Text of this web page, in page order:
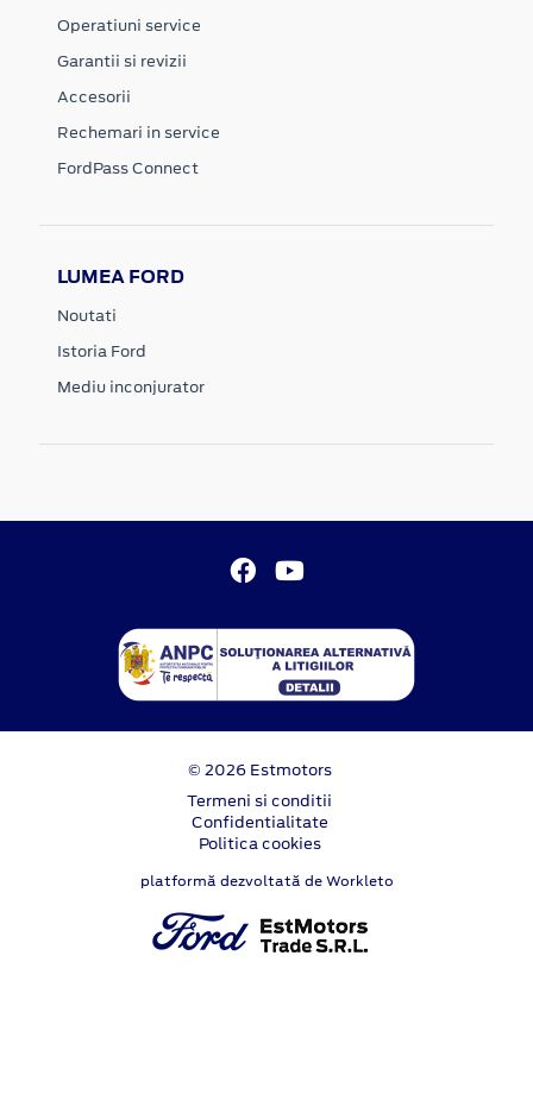
Operatiuni service
Garantii si revizii
Accesorii
Rechemari in service
FordPass Connect
LUMEA FORD
Noutati
Istoria Ford
Mediu inconjurator
© 2026 Estmotors
Termeni si conditii
Confidentialitate
Politica cookies
platformă dezvoltată de Workleto